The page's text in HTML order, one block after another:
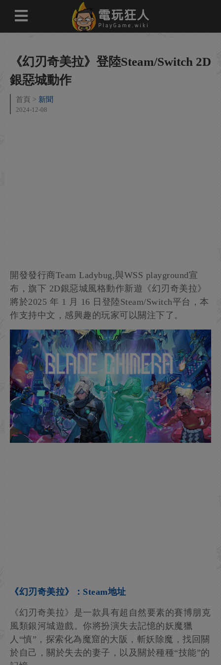
《幻刃奇美拉》登陸Steam/Switch 2D
銀惡城動作
首頁 新聞
2024-12-08
開發發行商Team Ladybug,與WSS playground宣
布，旗下 2D銀惡城風格動作新遊《幻刃奇美拉》
將於2025 年 1 月 16 日登陸Steam/Switch平台，本
作支持中文，感興趣的玩家可以關注下了。
《幻刃奇美拉》：Steam地址
《幻刃奇美拉》是一款具有超自然要素的賽博朋克
風類銀河城遊戲。你將扮演失去記憶的妖魔獵
人“慎”，探索化為魔窟的大阪，斬妖除魔，找回關
於自己，關於失去的妻子，以及關於種種“技能”的